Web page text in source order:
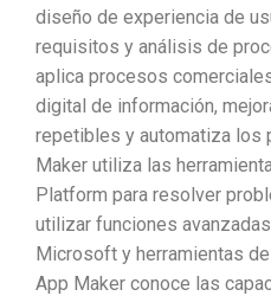
diseño de experiencia de
requisitos y análisis de
aplica procesos
digital de información,
repetibles y automatiza los
Maker utiliza las
Platform para resolver
utilizar funciones
Microsoft y herramientas
App Maker conoce las